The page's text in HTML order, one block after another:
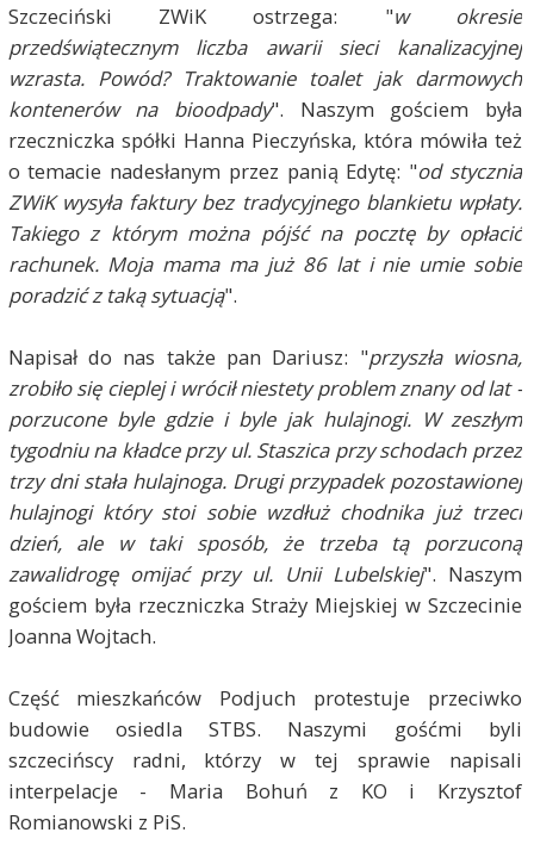
Szczeciński ZWiK ostrzega: "w okresie
przedświątecznym liczba awarii sieci kanalizacyjnej
wzrasta. Powód? Traktowanie toalet jak darmowych
kontenerów na bioodpady". Naszym gościem była
rzeczniczka spółki Hanna Pieczyńska, która mówiła też
o temacie nadesłanym przez panią Edytę: "od stycznia
ZWiK wysyła faktury bez tradycyjnego blankietu wpłaty.
Takiego z którym można pójść na pocztę by opłacić
rachunek. Moja mama ma już 86 lat i nie umie sobie
poradzić z taką sytuacją".
Napisał do nas także pan Dariusz: "przyszła wiosna,
zrobiło się cieplej i wrócił niestety problem znany od lat -
porzucone byle gdzie i byle jak hulajnogi. W zeszłym
tygodniu na kładce przy ul. Staszica przy schodach przez
trzy dni stała hulajnoga. Drugi przypadek pozostawionej
hulajnogi który stoi sobie wzdłuż chodnika już trzeci
dzień, ale w taki sposób, że trzeba tą porzuconą
zawalidrogę omijać przy ul. Unii Lubelskiej". Naszym
gościem była rzeczniczka Straży Miejskiej w Szczecinie
Joanna Wojtach.
Część mieszkańców Podjuch protestuje przeciwko
budowie osiedla STBS. Naszymi gośćmi byli
szczecińscy radni, którzy w tej sprawie napisali
interpelacje - Maria Bohuń z KO i Krzysztof
Romianowski z PiS.